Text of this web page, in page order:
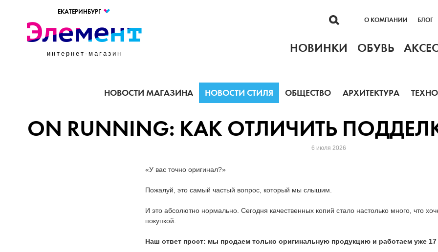
ЕКАТЕРИНБУРГ
интернет-магазин
О КОМПАНИИ БЛОГ
НОВИНКИ ОБУВЬ
НОВОСТИ МАГАЗИНА НОВОСТИ СТИЛЯ ОБЩЕСТВО АРХИТЕКТУРА
ON RUNNING: КАК ОТЛИЧИТЬ
6 июля 2026
«У вас точно оригинал?»
Пожалуй, это самый частый вопрос, который мы слышим.
И это абсолютно нормально. Сегодня качественных копий стало настолько много, что
покупкой.
Наш ответ прост: мы продаем только оригинальную продукцию и работаем уже 17